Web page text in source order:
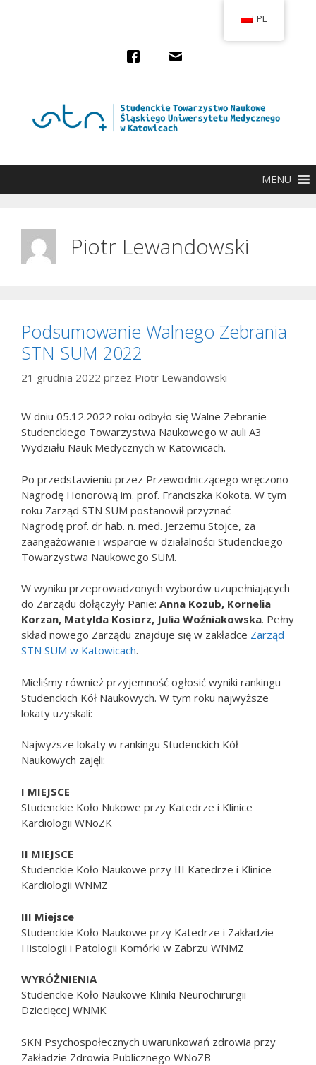
MENU
Piotr Lewandowski
Podsumowanie Walnego Zebrania
STN SUM 2022
21 grudnia 2022 przez Piotr Lewandowski
W dniu 05.12.2022 roku odbyło się Walne Zebranie
Studenckiego Towarzystwa Naukowego w auli A3
Wydziału Nauk Medycznych w Katowicach.
Po przedstawieniu przez Przewodniczącego wręczono
Nagrodę Honorową im. prof. Franciszka Kokota. W tym
roku Zarząd STN SUM postanowił przyznać
Nagrodę prof. dr hab. n. med. Jerzemu Stojce, za
zaangażowanie i wsparcie w działalności Studenckiego
Towarzystwa Naukowego SUM.
W wyniku przeprowadzonych wyborów uzupełniających
do Zarządu dołączyły Panie: Anna Kozub, Kornelia
Korzan, Matylda Kosiorz, Julia Woźniakowska. Pełny
skład nowego Zarządu znajduje się w zakładce Zarząd
STN SUM w Katowicach.
Mieliśmy również przyjemność ogłosić wyniki rankingu
Studenckich Kół Naukowych. W tym roku najwyższe
lokaty uzyskali:
Najwyższe lokaty w rankingu Studenckich Kół
Naukowych zajęli:
I MIEJSCE
Studenckie Koło Nukowe przy Katedrze i Klinice
Kardiologii WNoZK
II MIEJSCE
Studenckie Koło Naukowe przy III Katedrze i Klinice
Kardiologii WNMZ
III Miejsce
Studenckie Koło Naukowe przy Katedrze i Zakładzie
Histologii i Patologii Komórki w Zabrzu WNMZ
WYRÓŻNIENIA
Studenckie Koło Naukowe Kliniki Neurochirurgii
Dziecięcej WNMK
SKN Psychospołecznych uwarunkowań zdrowia przy
Zakładzie Zdrowia Publicznego WNoZB
PL